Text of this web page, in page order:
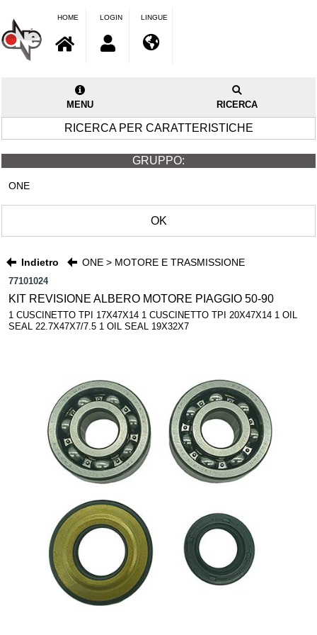
HOME LOGIN LINGUE
MENU RICERCA
RICERCA PER CARATTERISTICHE
GRUPPO:
ONE
OK
Indietro ONE > MOTORE E TRASMISSIONE
77101024
KIT REVISIONE ALBERO MOTORE PIAGGIO 50-90
1 CUSCINETTO TPI 17X47X14 1 CUSCINETTO TPI 20X47X14 1 OIL
SEAL 22.7X47X7/7.5 1 OIL SEAL 19X32X7